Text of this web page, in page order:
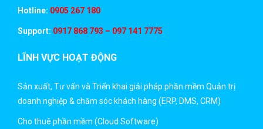
Hotline: 0905 267 180
Support: 0917 868 793 – 097 141 7775
LĨNH VỰC HOẠT ĐỘNG
Sản xuất, Tư vấn và Triển khai giải pháp phần mềm Quản trị
doanh nghiệp & chăm sóc khách hàng (ERP, DMS, CRM)
Cho thuê phần mềm (Cloud Software)